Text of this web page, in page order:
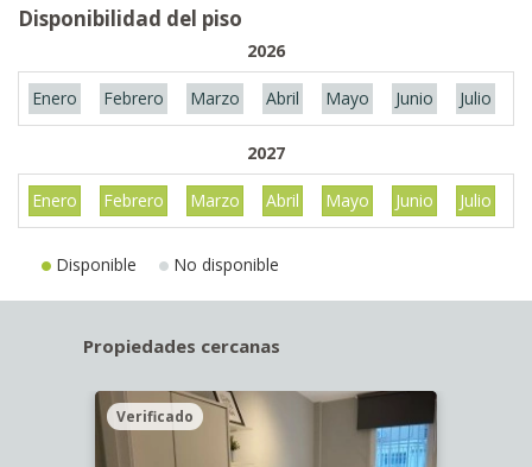
Disponibilidad del piso
2026
Enero Febrero Marzo Abril Mayo Junio Julio
2027
Enero Febrero Marzo Abril Mayo Junio Julio
Disponible No disponible
Propiedades cercanas
Verificado